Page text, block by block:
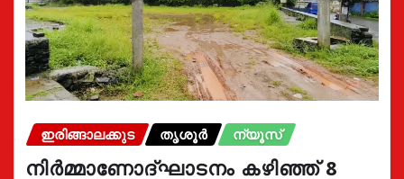
ഇരിങ്ങാലക്കുട തൃശൂർ ന്യൂസ്
നിർമ്മാണോദ്ഘാടനം കഴിഞ്ഞ് 8